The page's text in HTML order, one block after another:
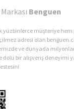
Benguen
yüzbinlerce müşteriye
adresi olan
ve dünyada
bir alışveriş